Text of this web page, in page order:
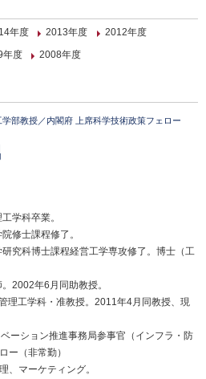
年度 2013年度
2012年度
年度 2008年度
部教授／内閣府 上席科学技術政策フェロー
学科卒業。
修士課程修了。
究科博士課程経営工学専攻修了。博士（工
2002年6月同助教授。
理工学科・准教授。2011年4月同教授、現
ーション推進事務局参事官（インフラ・防
ー（非常勤）
、マーケティング。